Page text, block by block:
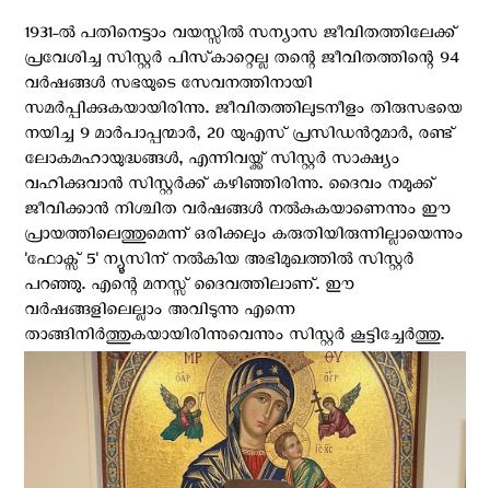
1931-ല്‍ പതിനെട്ടാം വയസ്സില്‍ സന്യാസ ജീവിതത്തിലേക്ക്
പ്രവേശിച്ച സിസ്റ്റർ പിസ്‌കാറ്റെല്ല തന്റെ ജീവിതത്തിന്റെ 94
വർഷങ്ങൾ സഭയുടെ സേവനത്തിനായി
സമർപ്പിക്കുകയായിരിന്നു. ജീവിതത്തിലുടനീളം തിരുസഭയെ
നയിച്ച 9 മാര്‍പാപ്പന്മാര്‍, 20 യുഎസ് പ്രസിഡന്‍റുമാര്‍, രണ്ട്
ലോകമഹായുദ്ധങ്ങൾ, എന്നിവയ്ക്ക് സിസ്റ്റര്‍ സാക്ഷ്യം
വഹിക്കുവാന്‍ സിസ്റ്റര്‍ക്ക് കഴിഞ്ഞിരിന്നു. ദൈവം നമുക്ക്
ജീവിക്കാൻ നിശ്ചിത വർഷങ്ങൾ നൽകുകയാണെന്നും ഈ
പ്രായത്തിലെത്തുമെന്ന് ഒരിക്കലും കരുതിയിരുന്നില്ലായെന്നും
'ഫോക്സ് 5' ന്യൂസിന് നല്‍കിയ അഭിമുഖത്തില്‍ സിസ്റ്റര്‍
പറഞ്ഞു. എന്റെ മനസ്സ് ദൈവത്തിലാണ്. ഈ
വർഷങ്ങളിലെല്ലാം അവിടുന്നു എന്നെ
താങ്ങിനിർത്തുകയായിരിന്നുവെന്നും സിസ്റ്റര്‍ കൂട്ടിച്ചേര്‍ത്തു.